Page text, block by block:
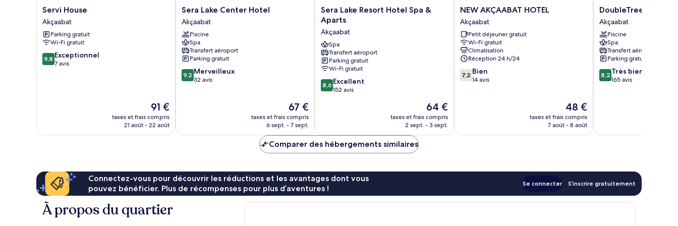
Servi
House
Akçaabat
Servi House
Akçaabat
Parking gratuit
Wi-Fi gratuit
9.8
sur
9,8 Exceptionnel
7 avis
Le
nouveau
prix
91 €
taxes et frais compris
21 août - 22 août
Sera
Lake
Center
Hotel
Akçaabat
Sera Lake Center Hotel
Akçaabat
Piscine
Spa
Transfert aéroport
Parking gratuit
9.2
sur
9,2 Merveilleux
32 avis
Le
nouveau
prix
de
67 €
taxes et frais compris
6 sept. - 7 sept.
Sera
Lake
Resort
Hotel
Spa
&
Aparts
Akçaabat
Sera Lake Resort Hotel Spa &
Aparts
Akçaabat
Spa
Transfert aéroport
Parking gratuit
Wi-Fi gratuit
8.6
sur
8,6 Excellent
152 avis
Le
nouveau
prix
64 €
taxes et frais compris
2 sept. - 3 sept.
NEW
AKÇAABAT
HOTEL
Akçaabat
NEW AKÇAABAT HOTEL
Akçaabat
Petit déjeuner gratuit
Wi-Fi gratuit
Climatisation
Réception 24 h/24
7.2
sur
7,2 Bien
14 avis
Le
nouveau
prix
48 €
taxes et frais compris
7 août - 8 août
DoubleTree
by
Hilton
Trabzon
Akçaabat
DoubleTree by
Akçaabat
Piscine
Spa
Transfert aéroport
Parking gratuit
8.2
sur
8,2 Très bien
165 avis
Comparer des hébergements similaires
Connectez-vous pour découvrir les réductions et les avantages dont vous
pouvez bénéficier. Plus de récompenses pour plus d’aventures !
Se connecter S’inscrire gratuitement
À propos du quartier